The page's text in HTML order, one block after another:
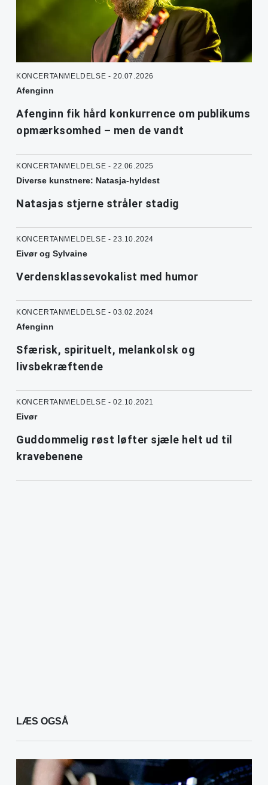
KONCERTANMELDELSE - 20.07.2026
Afenginn
Afenginn fik hård konkurrence om publikums
opmærksomhed – men de vandt
KONCERTANMELDELSE - 22.06.2025
Diverse kunstnere: Natasja-hyldest
Natasjas stjerne stråler stadig
KONCERTANMELDELSE - 23.10.2024
Eivør og Sylvaine
Verdensklassevokalist med humor
KONCERTANMELDELSE - 03.02.2024
Afenginn
Sfærisk, spirituelt, melankolsk og
livsbekræftende
KONCERTANMELDELSE - 02.10.2021
Eivør
Guddommelig røst løfter sjæle helt ud til
kravebenene
LÆS OGSÅ